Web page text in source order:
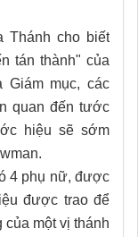
Thánh cho biết
tán thành" của
Giám mục, các
quan đến tước
hiệu sẽ sớm
4 phụ nữ, được
được trao để
một vị thánh